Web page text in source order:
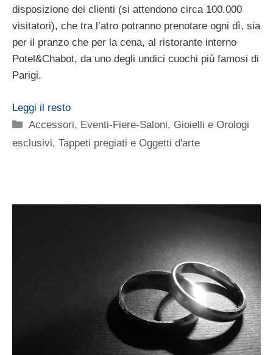
disposizione dei clienti (si attendono circa 100.000
visitatori), che tra l’atro potranno prenotare ogni dì, sia
per il pranzo che per la cena, al ristorante interno
Potel&Chabot, da uno degli undici cuochi più famosi di
Parigi.
Leggi il resto
Categorie
Accessori, Eventi-Fiere-Saloni, Gioielli e Orologi
esclusivi, Tappeti pregiati e Oggetti d'arte